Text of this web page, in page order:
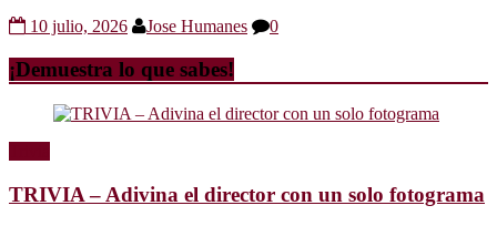
10 julio, 2026 Jose Humanes 0
¡Demuestra lo que sabes!
TRIVIA – Adivina el director con un solo fotograma